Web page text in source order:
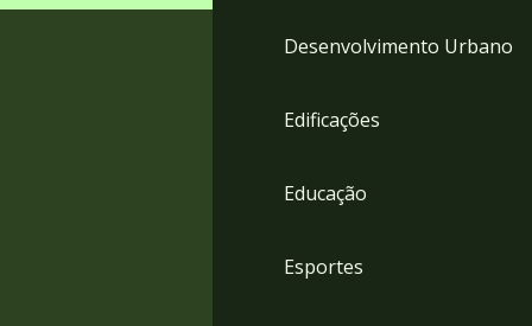
para
Desenvolvimento Urbano
Edificações
Educação
Esportes